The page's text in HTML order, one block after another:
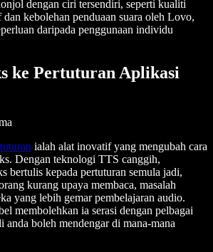
dengan ciri tersendiri, seperti kualiti
kebolehan penduaan suara oleh Lovo,
daripada penggunaan individu
ke Pertuturan Aplikasi
ialah alat inovatif yang mengubah cara
Dengan teknologi TTS canggih,
bertulis kepada pertuturan semula jadi,
kurang upaya membaca, masalah
yang lebih gemar pembelajaran audio.
membolehkan ia serasi dengan pelbagai
boleh mendengar di mana-mana